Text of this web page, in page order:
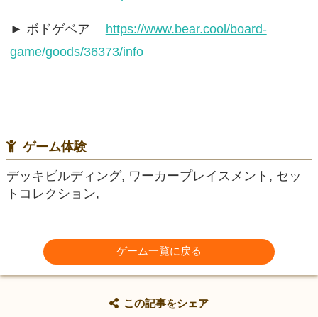
► ボドゲベア
https://www.bear.cool/board-
game/goods/36373/info
ゲーム体験
デッキビルディング, ワーカープレイスメント, セッ
トコレクション,
ゲーム一覧に戻る
この記事をシェア